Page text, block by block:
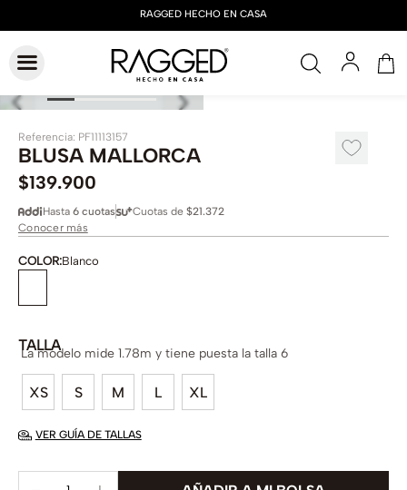
Referencia: PF11113157
BLUSA MALLORCA
$139.900
Hasta 6 cuotas Cuotas de $21.372
Conocer más
COLOR:Blanco
TALLA
XS S M L XL
La modelo mide 1.78m y tiene puesta la talla 6
VER GUÍA DE TALLAS